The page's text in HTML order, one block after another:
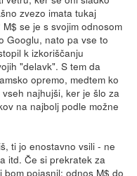
zvezo imata tukaj
se je s svojim odnosom
Googlu, nato pa vse to
k izkoriščanju
"delavk". S tem da
opremo, medtem ko
najhujši, ker je šlo za
na najbolj podle možne
ti jo enostavno vsili - ne
itd. Če si prekratek za
pojasnil: odnos M$ do